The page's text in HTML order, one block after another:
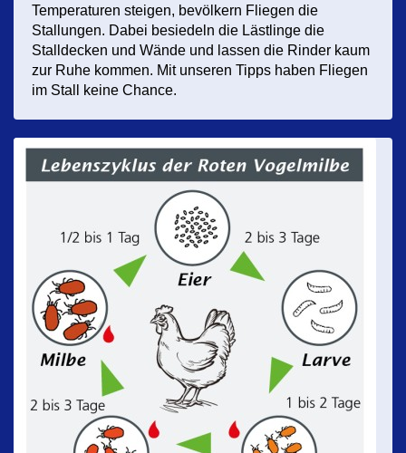
Temperaturen steigen, bevölkern Fliegen die
Stallungen. Dabei besiedeln die Lästlinge die
Stalldecken und Wände und lassen die Rinder kaum
zur Ruhe kommen. Mit unseren Tipps haben Fliegen
im Stall keine Chance.